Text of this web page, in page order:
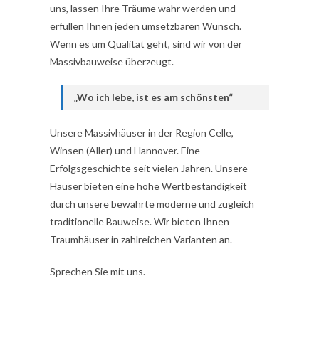
uns, lassen Ihre Träume wahr werden und
erfüllen Ihnen jeden umsetzbaren Wunsch.
Wenn es um Qualität geht, sind wir von der
Massivbauweise überzeugt.
„Wo ich lebe, ist es am schönsten“
Unsere Massivhäuser in der Region Celle,
Winsen (Aller) und Hannover. Eine
Erfolgsgeschichte seit vielen Jahren. Unsere
Häuser bieten eine hohe Wertbeständigkeit
durch unsere bewährte moderne und zugleich
traditionelle Bauweise. Wir bieten Ihnen
Traumhäuser in zahlreichen Varianten an.
Sprechen Sie mit uns.